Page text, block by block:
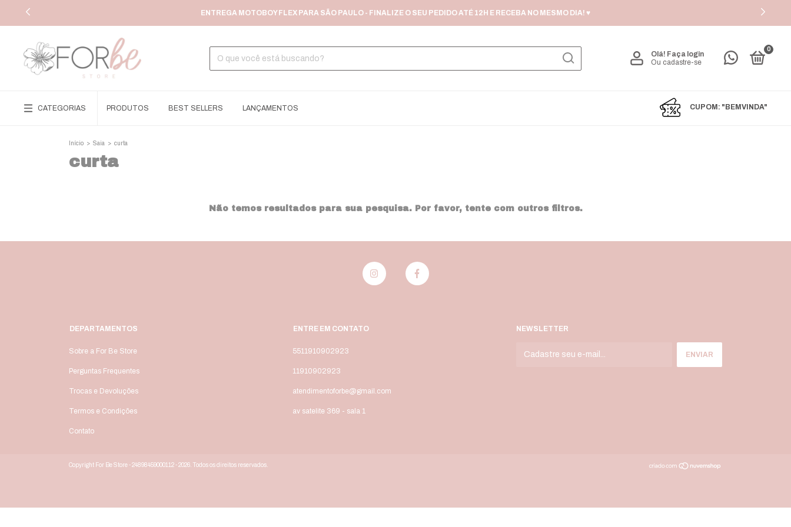
ENTREGA MOTOBOY FLEX PARA SÃO PAULO - FINALIZE O SEU PEDIDO ATÉ 12H E RECEBA NO MESMO DIA! ♥
Olá! Faça login
Ou cadastre-se
0
CATEGORIAS PRODUTOS BEST SELLERS LANÇAMENTOS CUPOM: "BEMVINDA"
Início > Saia > curta
curta
Não temos resultados para sua pesquisa. Por favor, tente com outros filtros.
DEPARTAMENTOS
Sobre a For Be Store
Perguntas Frequentes
Trocas e Devoluções
Termos e Condições
Contato
ENTRE EM CONTATO
5511910902923
11910902923
atendimentoforbe@gmail.com
av satelite 369 - sala 1
NEWSLETTER
Copyright For Be Store - 24898459000112 - 2026. Todos os direitos reservados.